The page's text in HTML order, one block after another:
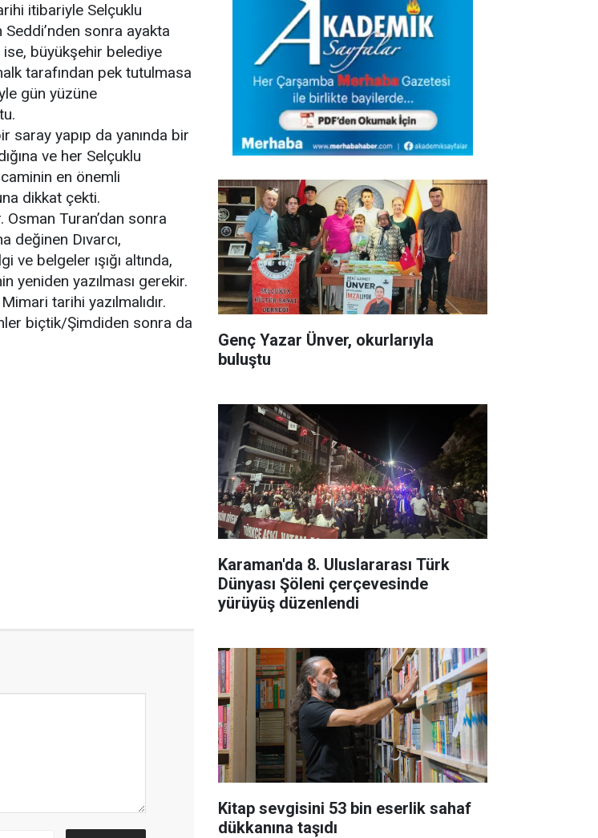
itibariyle Selçuklu
Seddi’nden sonra ayakta
büyükşehir belediye
tarafından pek tutulmasa
gün yüzüne
saray yapıp da yanında bir
ve her Selçuklu
en önemli
dikkat çekti.
Turan’dan sonra
değinen Dıvarcı,
ve belgeler ışığı altında,
yeniden yazılması gerekir.
tarihi yazılmalıdır.
biçtik/Şimdiden sonra da
Genç Yazar Ünver, okurlarıyla
buluştu
Karaman'da 8. Uluslararası Türk
Dünyası Şöleni çerçevesinde
yürüyüş düzenlendi
Kitap sevgisini 53 bin eserlik sahaf
dükkanına taşıdı